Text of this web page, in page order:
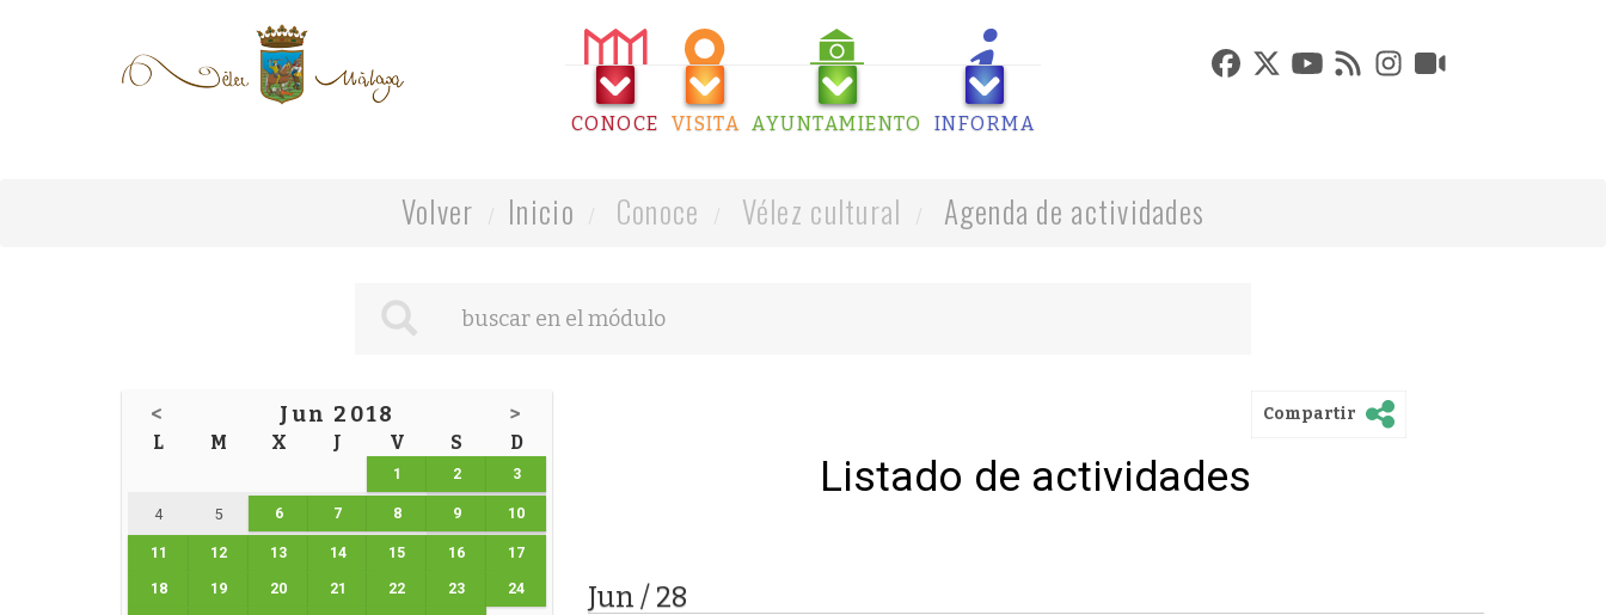
CONOCE VISITA AYUNTAMIENTO INFORMA
Volver Inicio Conoce Vélez cultural Agenda de actividades
< Jun 2018 >
L M X J V S D
1 2 3
4 5 6 7 8 9 10
11 12 13 14 15 16 17
18 19 20 21 22 23 24
Compartir
Listado de actividades
Jun / 28